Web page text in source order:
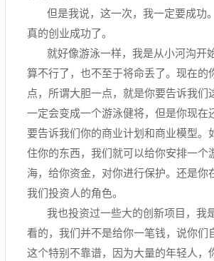
但是我说，这一次，我一定要成功
真的创业成功了。
就好像游泳一样，我是从小河沟开
算不行了，也不至于将命丢了。现在的
点，所谓大胆一点，就是你要告诉我们
一定会变成一个游泳健将，但是你现在
要告诉我们你的商业计划和商业模型。
住你的东西，我们就可以给你安排一个
海，给你资金，对你进行保护。还是你
我们投资人的角色。
我也投资过一些大的创新项目，我
看的，我们并不是给你一笔钱，说你们
这个特别不靠谱，因为大量的年轻人，